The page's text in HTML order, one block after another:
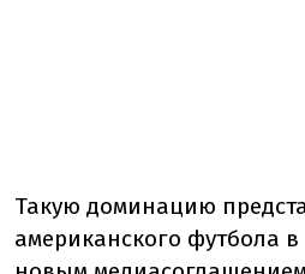
Такую доминацию
американского футбола